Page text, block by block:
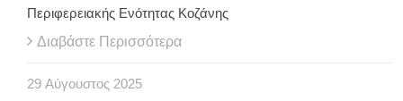
Περιφερειακής Ενότητας Κοζάνης
Διαβάστε Περισσότερα
29 Αύγουστος 2025